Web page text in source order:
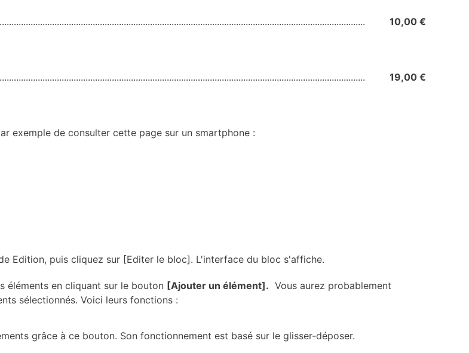
10,00 €
19,00 €
exemple de consulter cette page sur un smartphone :
Edition, puis cliquez sur [Editer le bloc]. L'interface du bloc s'affiche.
éléments en cliquant sur le bouton [Ajouter un élément]. Vous aurez probablement
sélectionnés. Voici leurs fonctions :
grâce à ce bouton. Son fonctionnement est basé sur le glisser-déposer.